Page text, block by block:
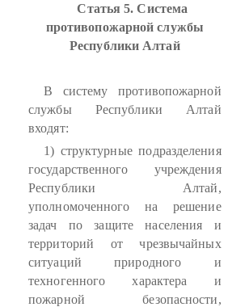
Статья 5. Система
противопожарной службы
Республики Алтай
В систему противопожарной
службы Республики Алтай
входят:
1) структурные подразделения
государственного учреждения
Республики Алтай,
уполномоченного на решение
задач по защите населения и
территорий от чрезвычайных
ситуаций природного и
техногенного характера и
пожарной безопасности,